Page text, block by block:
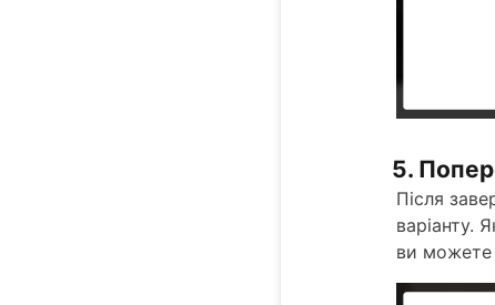
5.
Після
варіанту.
ви можете